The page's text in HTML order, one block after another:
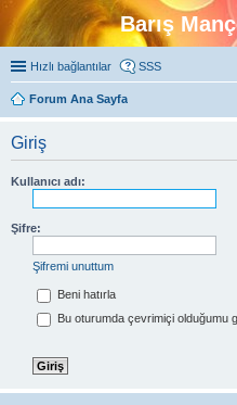
Barış
Hızlı bağlantılar SSS
Forum Ana Sayfa
Giriş
Kullanıcı adı:
Şifre:
Şifremi unuttum
Beni hatırla
Bu oturumda çevrimiçi olduğumu